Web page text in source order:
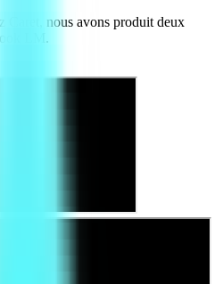
Caret, nous avons produit deux
LM.